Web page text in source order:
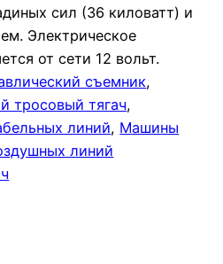
сил (36 киловатт) и
Электрическое
от сети 12 вольт.
съемник
тросовый тягач
линий, Машины
линий